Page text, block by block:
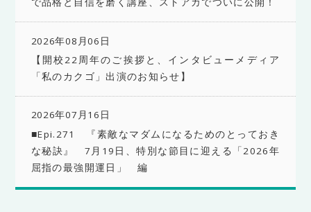
2026年08月06日
【開校22周年のご挨拶と、インタビューメディア
「私のカクゴ」出演のお知らせ】
2026年07月16日
■Epi.271 『素敵なマダムになるためのとっておき
な秘訣』 7月19日、特別な節目に迎える「2026年
屈指の最強開運日」 編